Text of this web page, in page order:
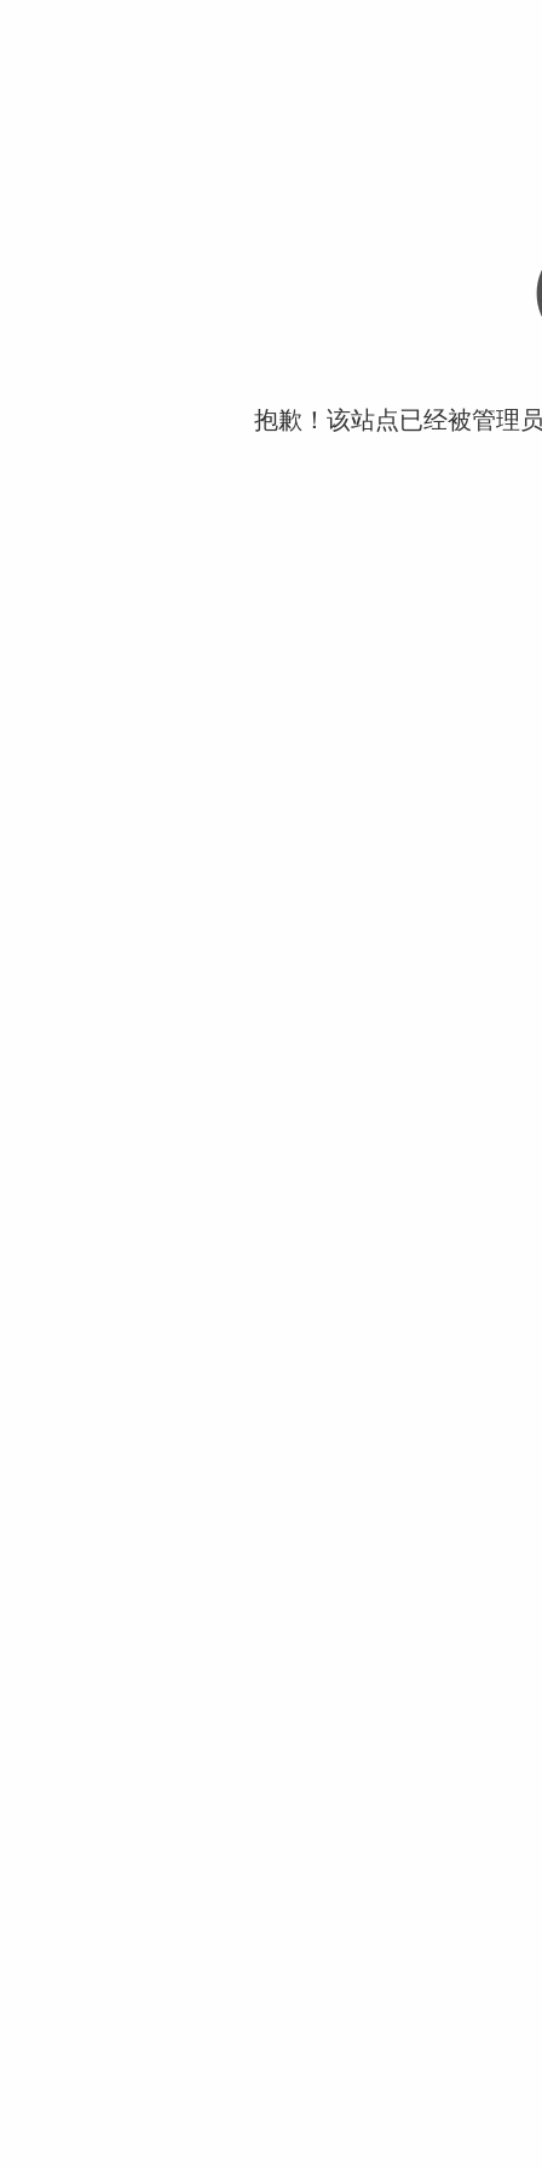
抱歉！该站点已经被管理